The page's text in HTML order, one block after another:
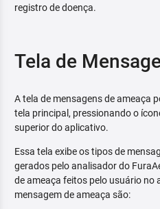
registro de doença.
Tela de
A tela de mensagens de ameaça
tela principal, pressionando o
superior do aplicativo.
Essa tela exibe os tipos de
gerados pelo analisador do
de ameaça feitos pelo usuário no
mensagem de ameaça são: